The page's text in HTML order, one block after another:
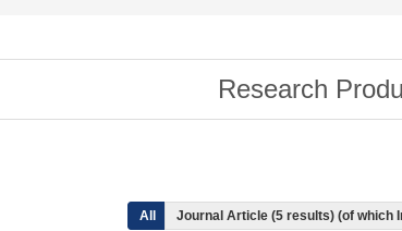
Research
All Journal Article (5 results) (of which